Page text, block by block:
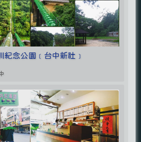
念公園﹝台中新社﹞